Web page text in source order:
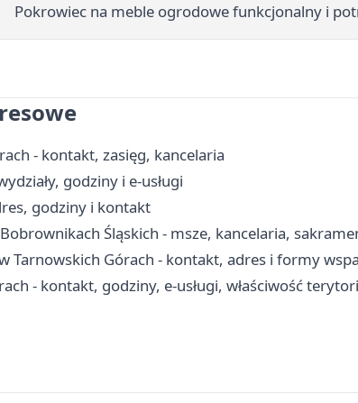
Pokrowiec na meble ogrodowe funkcjonalny i
- kontakt, zasięg, kancelaria
godziny i e-usługi
godziny i kontakt
Śląskich - msze, kancelaria,
Tarnowskich Górach - kontakt, adres i formy
- kontakt, godziny, e-usługi, właściwość